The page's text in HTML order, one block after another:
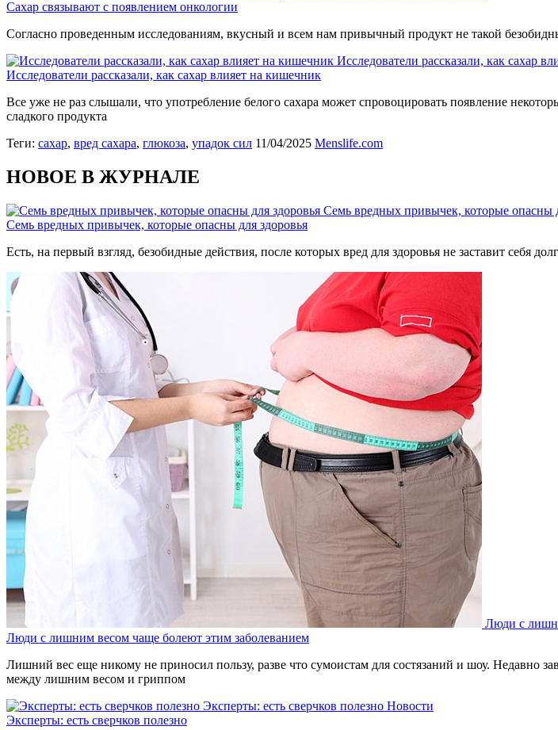
Сахар связывают с появлением онкологии
Согласно проведенным исследованиям, вкусный и всем нам привычный продукт не такой
Исследователи рассказали, как сахар
Исследователи рассказали, как сахар влияет на кишечник
Все уже не раз слышали, что употребление белого сахара может спровоцировать появление
сладкого продукта
Теги: сахар, вред сахара, глюкоза, упадок сил 11/04/2025 Menslife.com
НОВОЕ В ЖУРНАЛЕ
Семь вредных привычек, которые опасны
Семь вредных привычек, которые опасны для здоровья
Есть, на первый взгляд, безобидные действия, после которых вред для здоровья не заставит себя
Люди с
Люди с лишним весом чаще болеют этим заболеванием
Лишний вес еще никому не приносил пользу, разве что сумоистам для состязаний и шоу. Недавно
между лишним весом и гриппом
Эксперты: есть сверчков полезно Новости
Эксперты: есть сверчков полезно